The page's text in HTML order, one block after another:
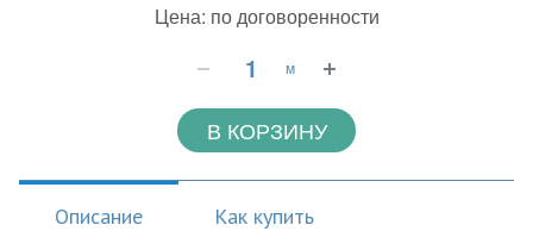
Цена: по договоренности
м
В КОРЗИНУ
Описание Как купить